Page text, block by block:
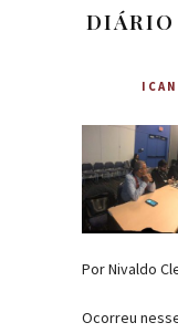
Por Nivaldo
Ocorreu